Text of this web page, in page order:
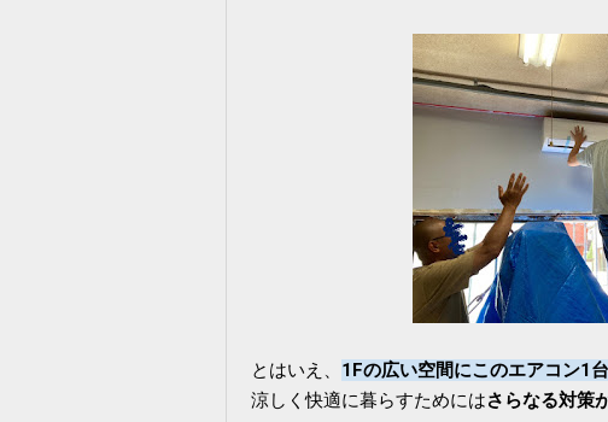
とはいえ、 1Fの広い空間にこのエアコン1
涼しく快適に暮らすためにはさらなる対策